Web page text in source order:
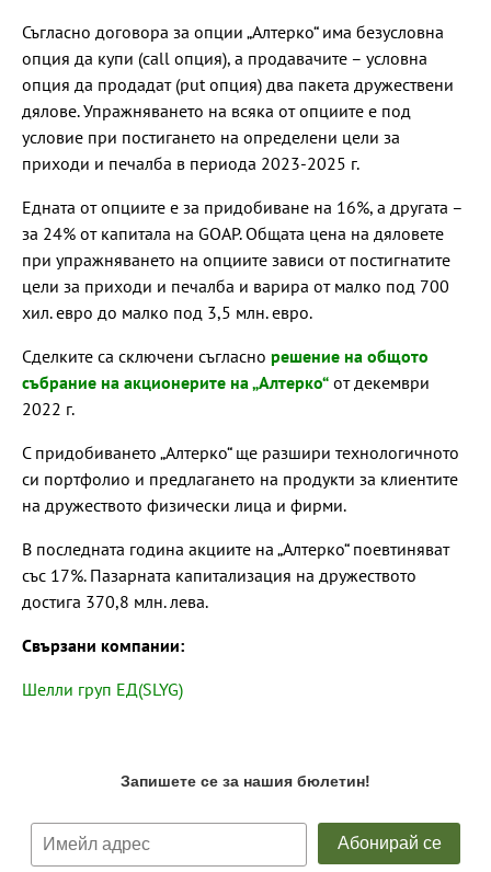
Съгласно договора за опции „Алтерко“ има безусловна
опция да купи (call опция), а продавачите – условна
опция да продадат (put опция) два пакета дружествени
дялове. Упражняването на всяка от опциите е под
условие при постигането на определени цели за
приходи и печалба в периода 2023-2025 г.
Едната от опциите е за придобиване на 16%, а другата –
за 24% от капитала на GOAP. Общата цена на дяловете
при упражняването на опциите зависи от постигнатите
цели за приходи и печалба и варира от малко под 700
хил. евро до малко под 3,5 млн. евро.
Сделките са сключени съгласно решение на общото
събрание на акционерите на „Алтерко“ от декември
2022 г.
С придобиването „Алтерко“ ще разшири технологичното
си портфолио и предлагането на продукти за клиентите
на дружеството физически лица и фирми.
В последната година акциите на „Алтерко“ поевтиняват
със 17%. Пазарната капитализация на дружеството
достига 370,8 млн. лева.
Свързани компании:
Шелли груп ЕД(SLYG)